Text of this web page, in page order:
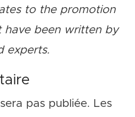
to the promotion
have been written by
experts.
pas publiée. Les